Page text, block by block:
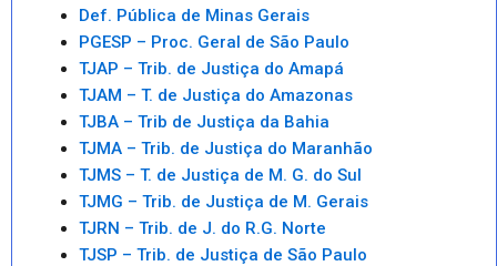
Def. Pública de Minas Gerais
PGESP – Proc. Geral de São Paulo
TJAP – Trib. de Justiça do Amapá
TJAM – T. de Justiça do Amazonas
TJBA – Trib de Justiça da Bahia
TJMA – Trib. de Justiça do Maranhão
TJMS – T. de Justiça de M. G. do Sul
TJMG – Trib. de Justiça de M. Gerais
TJRN – Trib. de J. do R.G. Norte
TJSP – Trib. de Justiça de São Paulo